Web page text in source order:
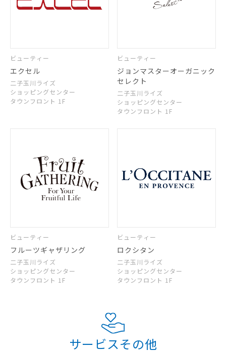
ビューティー
エクセル
二子玉川ライズ
ショッピングセンター
タウンフロント 1F
ビューティー
ジョンマスターオーガニック
セレクト
二子玉川ライズ
ショッピングセンター
タウンフロント 1F
ビューティー
フルーツギャザリング
二子玉川ライズ
ショッピングセンター
タウンフロント 1F
ビューティー
ロクシタン
二子玉川ライズ
ショッピングセンター
タウンフロント 1F
サービスその他